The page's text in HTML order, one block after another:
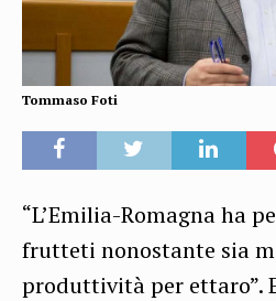
Tommaso Foti
“L’Emilia-Romagna ha
frutteti nonostante sia
produttività per ettaro”.